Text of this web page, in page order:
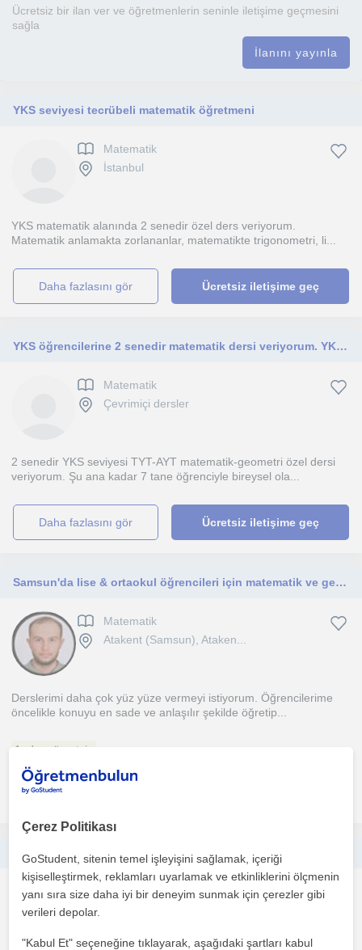
Ücretsiz bir ilan ver ve öğretmenlerin seninle iletişime geçmesini
sağla
İlanını yayınla
YKS seviyesi tecrübeli matematik öğretmeni
Matematik
İstanbul
YKS matematik alanında 2 senedir özel ders veriyorum.
Matematik anlamakta zorlananlar, matematikte trigonometri, li...
daha fazlasını gör Ücretsiz iletişime geç
YKS öğrencilerine 2 senedir matematik dersi veriyorum. YKS matematiğe çalışırken edindiğim tecrubelerimi yoğun olarak kullanıyorum
Matematik
Çevrimiçi dersler
2 senedir YKS seviyesi TYT-AYT matematik-geometri özel dersi
veriyorum. Şu ana kadar 7 tane öğrenciyle bireysel ola...
daha fazlasını gör Ücretsiz iletişime geç
Samsun'da lise & ortaokul öğrencileri için matematik ve geometri dersi verebilen samsun üniversitesi yüksek lisans öğrencisiyim.
Matematik
Atakent (Samsun), Ataken...
Derslerimi daha çok yüz yüze vermeyi istiyorum. Öğrencilerime
öncelikle konuyu en sade ve anlaşılır şekilde öğretip...
1. ders ücretsiz
daha fazlasını gör
Matematik
Çerez Politikası
GoStudent, sitenin temel işleyişini sağlamak, içeriği
kişiselleştirmek, reklamları uyarlamak ve etkinliklerini ölçmenin
yanı sıra size daha iyi bir deneyim sunmak için çerezler gibi
verileri depolar.
"Kabul Et" seçeneğine tıklayarak, aşağıdaki şartları kabul